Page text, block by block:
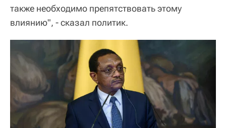
также необходимо препятствовать этому
влиянию", - сказал политик.